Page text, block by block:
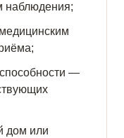
наблюдения;
—
дом или